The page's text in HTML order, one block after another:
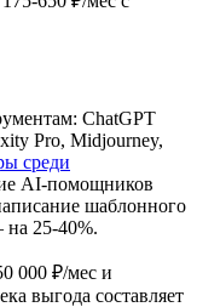
ChatGPT
Pro, Midjourney,
среди
AI-помощников
шаблонного
25-40%.
000 ₽/мес и
выгода составляет